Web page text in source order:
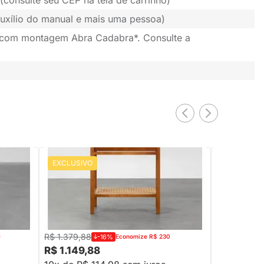
do manual e mais uma pessoa)
montagem Abra Cadabra*. Consulte a
Palha
-
EXCLUSIVO
Mesa de Cabeceira Zia Palha Natural 1
Gaveta e 1 Prateleira - Canela
R$ 1.379,88 -16% Economize R$ 230
R$ 1.149,88